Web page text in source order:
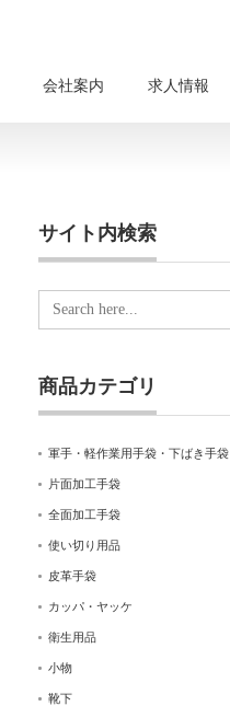
会社案内 求人情報
サイト内検索
Search
for:
商品カテゴリ
軍手・軽作業用手袋・下ばき手袋
片面加工手袋
全面加工手袋
使い切り用品
皮革手袋
カッパ・ヤッケ
衛生用品
小物
靴下